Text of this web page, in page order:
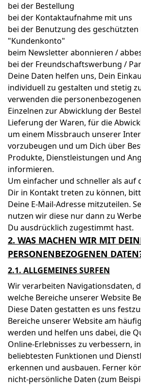
bei der Bestellung
bei der Kontaktaufnahme mit uns
bei der Benutzung des geschützten
"Kundenkonto"
beim Newsletter abonnieren /
bei der Freundschaftswerbung /
Deine Daten helfen uns, Dein
individuell zu gestalten und stetig
verwenden die
Einzelnen zur Abwicklung der
Lieferung der Waren, für die
um einem Missbrauch unserer
vorzubeugen und um Dich über
Produkte, Dienstleistungen und
informieren.
Um einfacher und schneller als auf
Dir in Kontakt treten zu können,
Deine E-Mail-Adresse mitzuteilen.
nutzen wir diese nur dann zu
Du ausdrücklich zugestimmt hast.
2. WAS MACHEN WIR MIT
PERSONENBEZOGENEN
2.1. ALLGEMEINES SURFEN
Wir verarbeiten Navigationsdaten,
welche Bereiche unserer Website
Diese Daten gestatten es uns
Bereiche unserer Website am
werden und helfen uns dabei, die
Online-Erlebnisses zu verbessern,
beliebtesten Funktionen und
erkennen und ausbauen. Ferner
nicht-persönliche Daten (zum